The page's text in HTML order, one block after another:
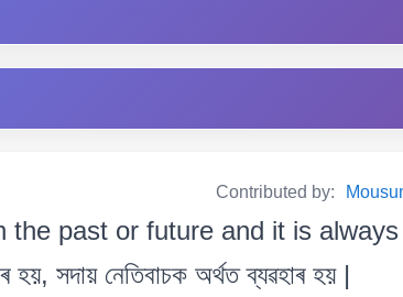
Contributed by:
the past or future and it is
সদায় নেতিবাচক অৰ্থত ব্যৱহাৰ হয় |